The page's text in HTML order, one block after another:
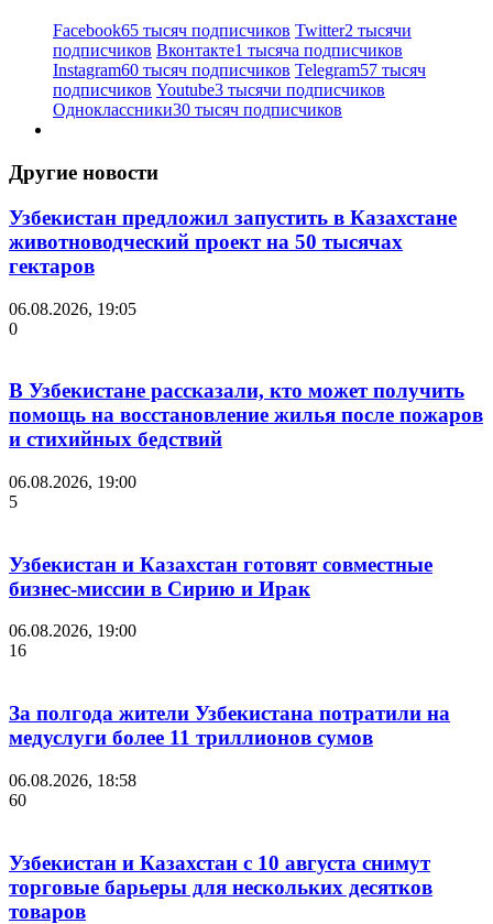
Facebook65 тысяч подписчиков Twitter2 тысячи
подписчиков Вконтакте1 тысяча подписчиков
Instagram60 тысяч подписчиков Telegram57 тысяч
подписчиков Youtube3 тысячи подписчиков
Одноклассники30 тысяч подписчиков
Другие новости
Узбекистан предложил запустить в Казахстане
животноводческий проект на 50 тысячах
гектаров
06.08.2026, 19:05
0
В Узбекистане рассказали, кто может получить
помощь на восстановление жилья после пожаров
и стихийных бедствий
06.08.2026, 19:00
5
Узбекистан и Казахстан готовят совместные
бизнес-миссии в Сирию и Ирак
06.08.2026, 19:00
16
За полгода жители Узбекистана потратили на
медуслуги более 11 триллионов сумов
06.08.2026, 18:58
60
Узбекистан и Казахстан с 10 августа снимут
торговые барьеры для нескольких десятков
товаров